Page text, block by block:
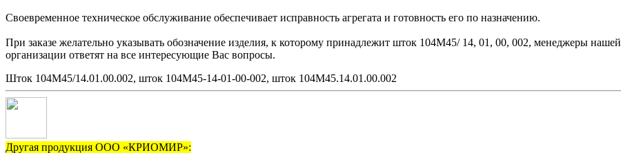
Своевременное техническое обслуживание обеспечивает исправность агрегата и готовность его по назначению.
При заказе желательно указывать обозначение изделия, к которому принадлежит шток 104М45/ 14, 01, 00, 002, менеджеры нашей
организации ответят на все интересующие Вас вопросы.
Шток 104М45/14.01.00.002, шток 104М45-14-01-00-002, шток 104М45.14.01.00.002
Другая продукция ООО «КРИОМИР»: